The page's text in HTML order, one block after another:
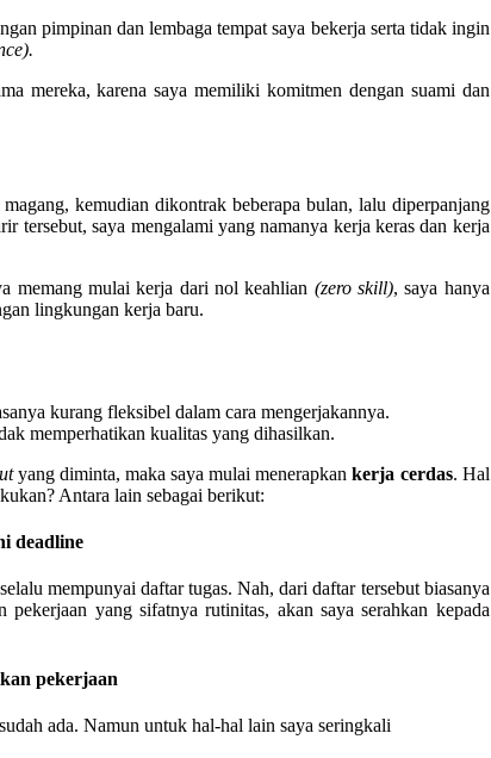
pimpinan dan lembaga tempat saya bekerja serta tidak ingin
mereka, karena saya memiliki komitmen dengan suami dan
kemudian dikontrak beberapa bulan, lalu diperpanjang
tersebut, saya mengalami yang namanya kerja keras dan kerja
memang mulai kerja dari nol keahlian (zero skill), saya hanya
lingkungan kerja baru.
kurang fleksibel dalam cara mengerjakannya.
memperhatikan kualitas yang dihasilkan.
yang diminta, maka saya mulai menerapkankerja cerdas. Hal
Antara lain sebagai berikut:
deadline
mempunyai daftar tugas. Nah, dari daftar tersebut biasanya
yang sifatnya rutinitas, akan saya serahkan kepada
pekerjaan
ada. Namun untuk hal-hal lain saya seringkali